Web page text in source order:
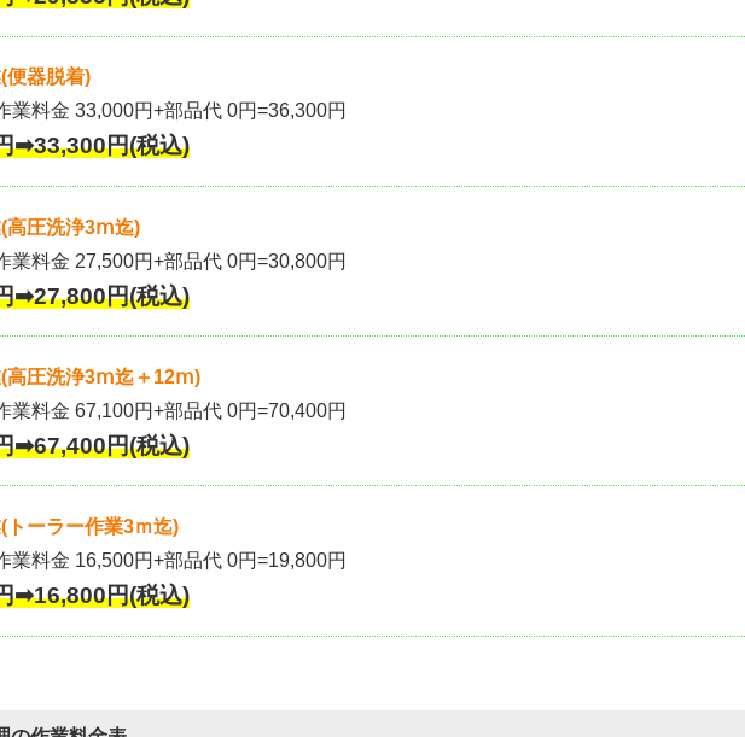
便器脱着)
業料金 33,000円+部品代 0円=36,300円
➡33,300円(税込)
高圧洗浄3ⅿ迄)
業料金 27,500円+部品代 0円=30,800円
➡27,800円(税込)
(高圧洗浄3ⅿ迄＋12ⅿ)
業料金 67,100円+部品代 0円=70,400円
➡67,400円(税込)
トーラー作業3ｍ迄)
業料金 16,500円+部品代 0円=19,800円
➡16,800円(税込)